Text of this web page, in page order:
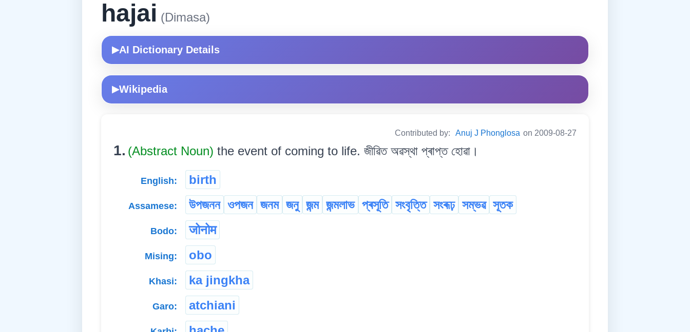
hajai (Dimasa)
▶AI Dictionary Details
▶Wikipedia
Contributed by: Anuj J Phonglosa on 2009-08-27
1. (Abstract Noun) the event of coming to life. জীৱিত অৱস্থা প্ৰাপ্ত হোৱা।
English: birth
Assamese: উপজনন ওপজন জনম জনু জন্ম জন্মলাভ প্ৰসূতি সংবৃত্তি সংৰূঢ় সম্ভৱ সূতক
Bodo: जोनोम
Mising: obo
Khasi: ka jingkha
Garo: atchiani